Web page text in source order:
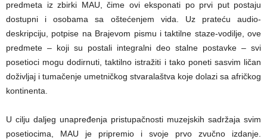
predmeta iz zbirki MAU, čime ovi eksponati po prvi put postaju
dostupni i osobama sa oštećenjem vida. Uz prateću audio-
deskripciju, potpise na Brajevom pismu i taktilne staze-vodilje, ove
predmete – koji su postali integralni deo stalne postavke – svi
posetioci mogu dodirnuti, taktilno istražiti i tako poneti sasvim ličan
doživljaj i tumačenje umetničkog stvaralaštva koje dolazi sa afričkog
kontinenta.
U cilju daljeg unapređenja pristupačnosti muzejskih sadržaja svim
posetiocima, MAU je pripremio i svoje prvo zvučno izdanje.